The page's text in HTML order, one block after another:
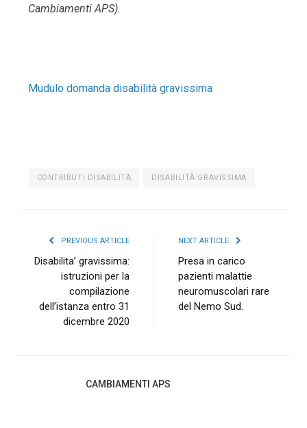
Cambiamenti APS).
Mudulo domanda disabilità gravissima
CONTRIBUTI DISABILITÀ DISABILITÀ GRAVISSIMA
PREVIOUS ARTICLE
Disabilita’ gravissima:
istruzioni per la
compilazione
dell’istanza entro 31
dicembre 2020
NEXT ARTICLE
Presa in carico
pazienti malattie
neuromuscolari rare
del Nemo Sud.
CAMBIAMENTI APS